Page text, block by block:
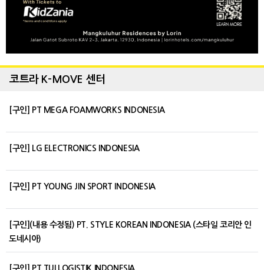
코트라 K-MOVE 센터
[구인] PT MEGA FOAMWORKS INDONESIA
[구인] LG ELECTRONICS INDONESIA
[구인] PT YOUNG JIN SPORT INDONESIA
[구인](내용 수정됨) PT. STYLE KOREAN INDONESIA (스타일 코리안 인
도네시아)